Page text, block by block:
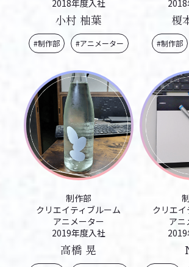
2018年度入社
小村 柚葉
#制作部 #アニメーター
榎
#制作部
制作部
クリエイティブルーム
アニメーター
2019年度入社
高橋 晃
クリエ
アニ